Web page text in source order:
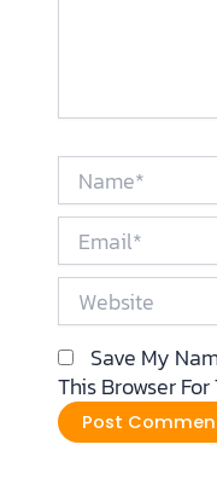
Name*
Email*
Website
Save My
This Browser